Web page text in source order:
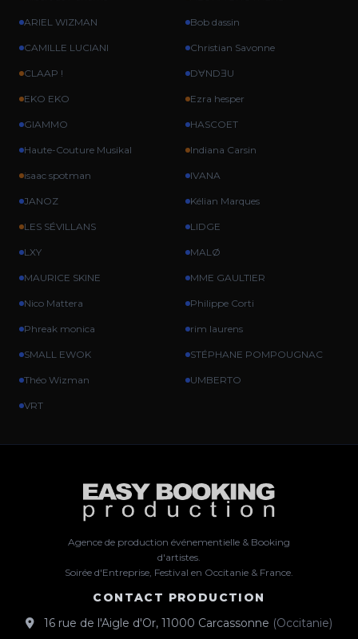
ARIEL WIZMAN Bob dassin
CAMILLE LUCIANI Christian Savonne
CLAAP ! DⱯNDƎU
EKO EKO Ezra hesper
GIAMMO HASCOET
Haute-Couture Musikal Indiana Carsin
isaac spotman IVANA
JANOZ Kélian Marques
LES SÉVILLANS LIDGE
LXY MALØ
MAURICE SKINE MME GAULTIER
Nico Mattera Philippe Corti
Phreak monica rim laurens
SMALL EWOK STÉPHANE POMPOUGNAC
Théo Wizman UMBERTO
VRT
Agence de production événementielle & Booking
d'artistes.
Soirée d'Entreprise, Festival en Occitanie & France.
CONTACT PRODUCTION
16 rue de l'Aigle d'Or, 11000 Carcassonne (Occitanie)